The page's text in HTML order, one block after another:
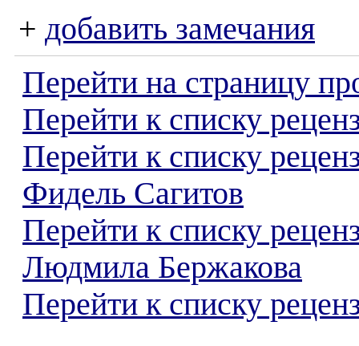
+ добавить замечания
Перейти на страницу
Перейти к списку
Перейти к списку
Фидель Сагитов
Перейти к списку
Людмила Бержакова
Перейти к списку